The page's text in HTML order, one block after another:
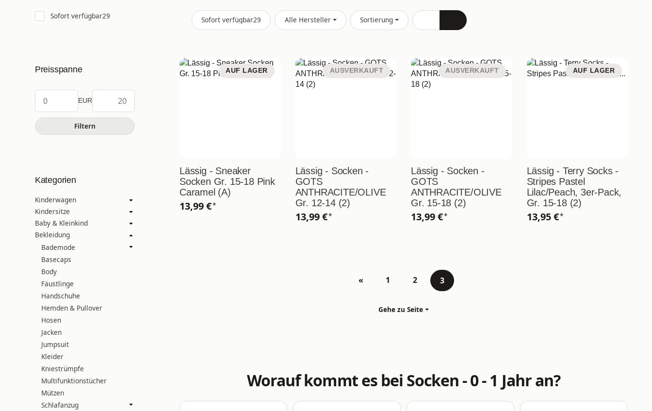
Sofort verfügbar29 Artikel gefunden
Alle Hersteller Sortierung
AUF LAGER
Lässig - Sneaker
Socken Gr. 15-18 Pink
Caramel (A)
13,99 €*
AUSVERKAUFT
Lässig - Socken -
GOTS
ANTHRACITE/OLIVE
Gr. 12-14 (2)
13,99 €*
AUSVERKAUFT
Lässig - Socken -
GOTS
ANTHRACITE/OLIVE
Gr. 15-18 (2)
13,99 €*
AUF LAGER
Lässig - Terry Socks -
Stripes Pastel
Lilac/Peach, 3er-Pack,
Gr. 15-18 (2)
13,95 €*
« 1 2 3
Gehe zu Seite
Worauf kommt es bei Socken - 0 - 1 Jahr an?
Sofort verfügbar29Artikel gefunden
Preisspanne
EUR
Filtern
Kategorien
Kinderwagen
Kindersitze
Baby & Kleinkind
Bekleidung
Bademode
Basecaps
Body
Fäustlinge
Handschuhe
Hemden & Pullover
Hosen
Jacken
Jumpsuit
Kleider
Kniestrümpfe
Multifunktionstücher
Mützen
Schlafanzug